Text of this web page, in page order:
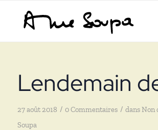
Lendemain
27 août 2018 / 0 Commentaires / dansNon
Soupa